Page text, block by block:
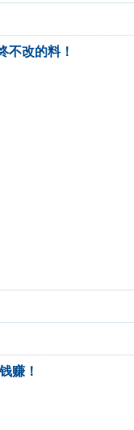
不改的料！
赚！